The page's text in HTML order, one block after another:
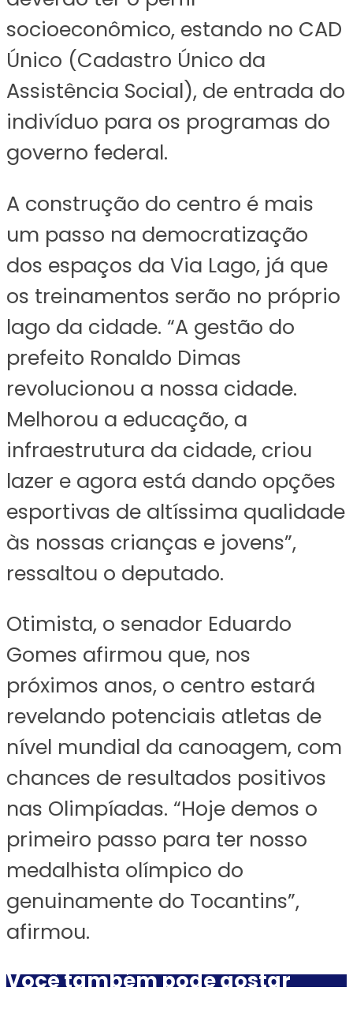
socioeconômico, estando no CAD
Único (Cadastro Único da
Assistência Social), de entrada do
indivíduo para os programas do
governo federal.
A construção do centro é mais
um passo na democratização
dos espaços da Via Lago, já que
os treinamentos serão no próprio
lago da cidade. “A gestão do
prefeito Ronaldo Dimas
revolucionou a nossa cidade.
Melhorou a educação, a
infraestrutura da cidade, criou
lazer e agora está dando opções
esportivas de altíssima qualidade
às nossas crianças e jovens”,
ressaltou o deputado.
Otimista, o senador Eduardo
Gomes afirmou que, nos
próximos anos, o centro estará
revelando potenciais atletas de
nível mundial da canoagem, com
chances de resultados positivos
nas Olimpíadas. “Hoje demos o
primeiro passo para ter nosso
medalhista olímpico do
genuinamente do Tocantins”,
afirmou.
Você também pode gostar